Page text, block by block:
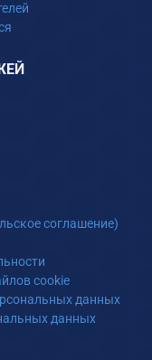
соглашение)
cookie
данных
данных